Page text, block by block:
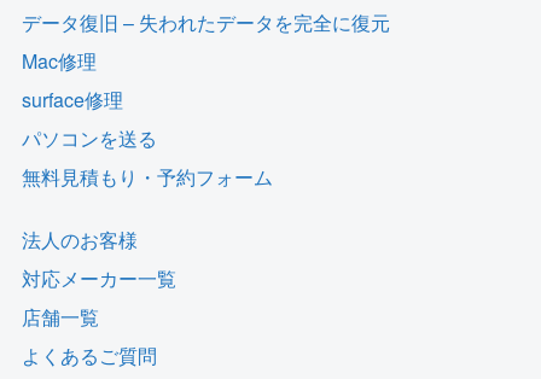
データ復旧 – 失われたデータを完全に復元
Mac修理
surface修理
パソコンを送る
無料見積もり・予約フォーム
法人のお客様
対応メーカー一覧
店舗一覧
よくあるご質問